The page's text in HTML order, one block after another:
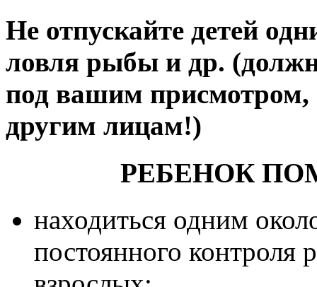
Не отпускайте детей
ловля рыбы и др.
под вашим присмотром,
другим лицам!)
РЕБЕНОК
находиться одним
постоянного контроля